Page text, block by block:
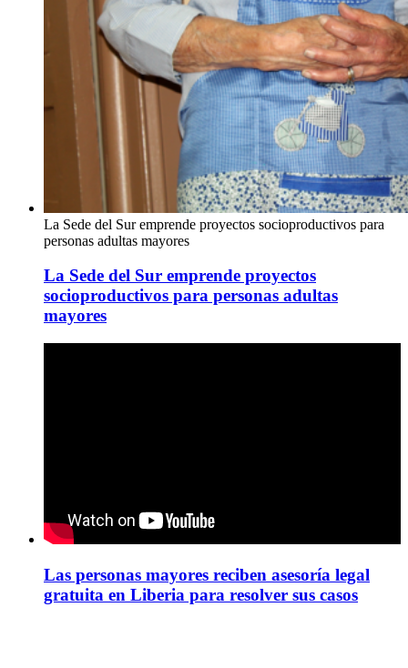
La Sede del Sur emprende proyectos socioproductivos para
personas adultas mayores
La Sede del Sur emprende proyectos
socioproductivos para personas adultas
mayores
Las personas mayores reciben asesoría legal
gratuita en Liberia para resolver sus casos